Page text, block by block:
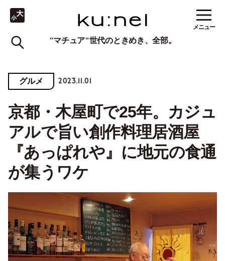
"マチュア"世代のときめき、全部。
メニュー
グルメ 2023.11.01
京都・木屋町で25年。カジュ
アルで旨い創作料理居酒屋
『あっぱれや』に地元の食通
が集うワケ